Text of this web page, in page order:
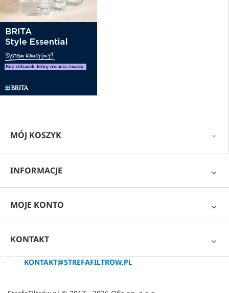
MÓJ KOSZYK
INFORMACJE
MOJE KONTO
KONTAKT
KONTAKT@STREFAFILTROW.PL